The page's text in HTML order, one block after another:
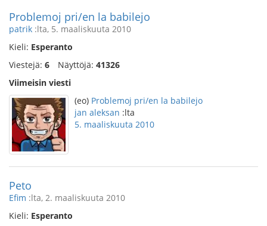
Problemoj pri/en la babilejo
patrik :lta, 5. maaliskuuta 2010
Kieli: Esperanto
Viestejä: 6 Näyttöjä: 41326
Viimeisin viesti
(eo) Problemoj pri/en la babilejo
jan aleksan :lta
5. maaliskuuta 2010
Peto
Efim :lta, 2. maaliskuuta 2010
Kieli: Esperanto